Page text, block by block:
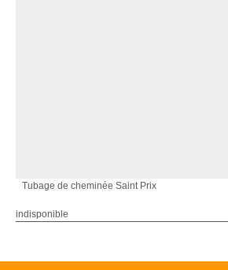
Tubage de cheminée Saint Prix
indisponible